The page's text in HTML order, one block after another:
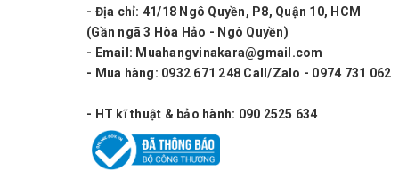
Hệ thống loa được tối ưu cho nhu cầu
Công suất 1000W giúp loa đáp ứng tốt
còn được trang bị nhiều cổng kết nối
nhau.
- Địa chỉ: 41/18 Ngô Quyền, P8, Quận 10, HCM
(Gần ngã 3 Hòa Hảo - Ngô Quyền)
- Email: Muahangvinakara@gmail.com
- Mua hàng: 0932 671 248 Call/Zalo - 0974 731 062
- HT kĩ thuật & bảo hành: 090 2525 634